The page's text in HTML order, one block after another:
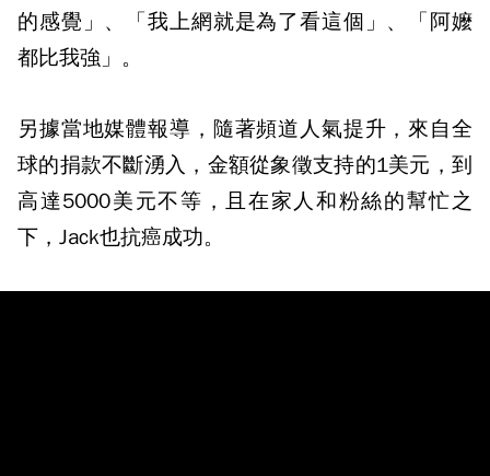
的感覺」、「我上網就是為了看這個」、「阿嬤
都比我強」。
另據當地媒體報導，隨著頻道人氣提升，來自全
球的捐款不斷湧入，金額從象徵支持的1美元，到
高達5000美元不等，且在家人和粉絲的幫忙之
下，Jack也抗癌成功。